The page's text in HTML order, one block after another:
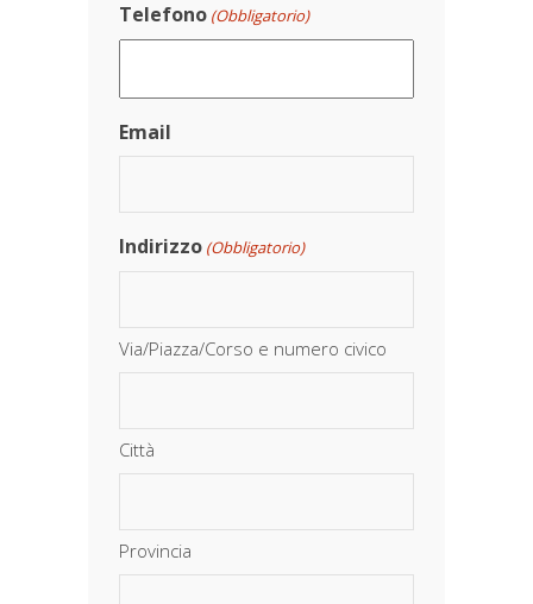
Telefono (Obbligatorio)
Email
Indirizzo (Obbligatorio)
Via/Piazza/Corso e numero civico
Città
Provincia